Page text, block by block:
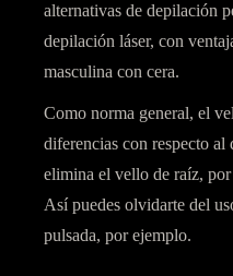
alternativas de depilación
depilación láser, con
masculina con cera.
Como norma general, el
diferencias con respecto
elimina el vello de raíz,
Así puedes olvidarte del
pulsada, por ejemplo.